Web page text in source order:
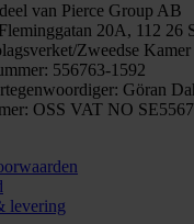
van Pierce Group AB
20A, 112 26
Zweedse
556763-1592
Göran
OSS VAT NO
levering